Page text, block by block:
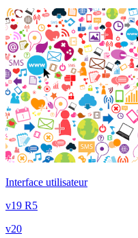
Interface utilisateur
v19 R5
v20